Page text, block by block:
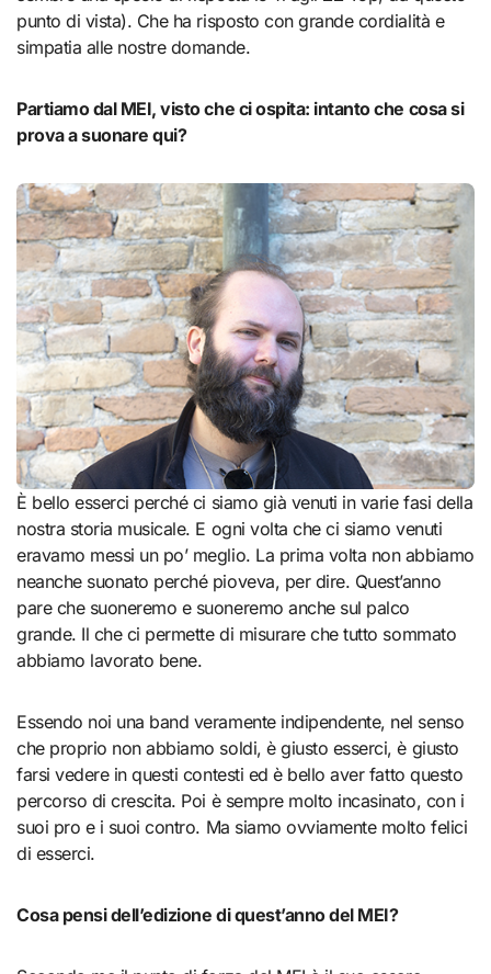
punto di vista). Che ha risposto con grande cordialità e
simpatia alle nostre domande.
Partiamo dal MEI, visto che ci ospita: intanto che cosa si
prova a suonare qui?
È bello esserci perché ci siamo già venuti in varie fasi della
nostra storia musicale. E ogni volta che ci siamo venuti
eravamo messi un po’ meglio. La prima volta non abbiamo
neanche suonato perché pioveva, per dire. Quest’anno
pare che suoneremo e suoneremo anche sul palco
grande. Il che ci permette di misurare che tutto sommato
abbiamo lavorato bene.
Essendo noi una band veramente indipendente, nel senso
che proprio non abbiamo soldi, è giusto esserci, è giusto
farsi vedere in questi contesti ed è bello aver fatto questo
percorso di crescita. Poi è sempre molto incasinato, con i
suoi pro e i suoi contro. Ma siamo ovviamente molto felici
di esserci.
Cosa pensi dell’edizione di quest’anno del MEI?